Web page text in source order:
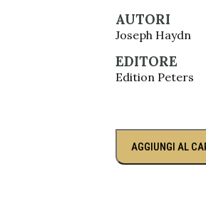
AUTORI
Joseph Haydn
EDITORE
Edition Peters
AGGIUNGI AL